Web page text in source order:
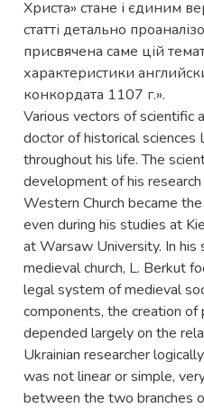
Христа» стане і єдиним
статті детально
присвячена саме цій
характеристики
конкордата 1107 г.».
Various vectors of scientific
doctor of historical
throughout his life. The
development of his
Western Church became
even during his studies at
at Warsaw University. In
medieval church, L. Berkut
legal system of medieval
components, the creation
depended largely on the
Ukrainian researcher
was not linear or simple,
between the two branches